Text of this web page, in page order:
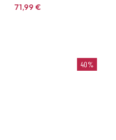
71,99€
40%